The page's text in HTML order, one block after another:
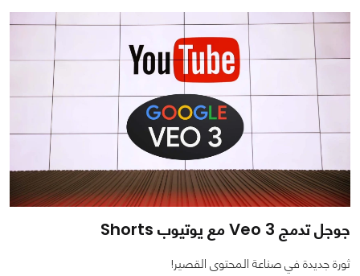
1970
0
جوجل تدمج Veo 3 مع يوتيوب Shorts
ثورة جديدة في صناعة المحتوى القصير!